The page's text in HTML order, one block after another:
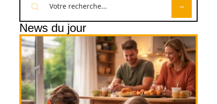
News du jour